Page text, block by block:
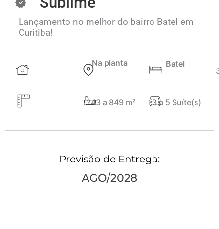
Lançamento no melhor do bairro Batel em
Curitiba!
Na planta Batel
243 a 849 m² 3 a 5 Suíte(s)
Previsão de Entrega:
AGO/2028